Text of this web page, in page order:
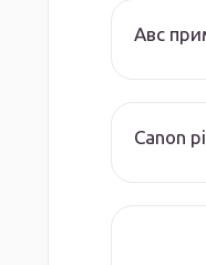
Авс
Canon